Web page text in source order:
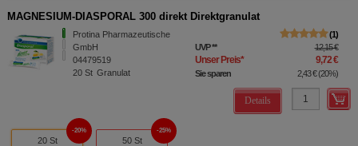
MAGNESIUM-DIASPORAL 300 direkt Direktgranulat
Protina Pharmazeutische
GmbH
04479519
20 St Granulat
1
UVP** 12,15 €
Unser Preis* 9,72 €
Sie sparen 2,43 €(20%)
Details
20 St
20%
50 St
25%